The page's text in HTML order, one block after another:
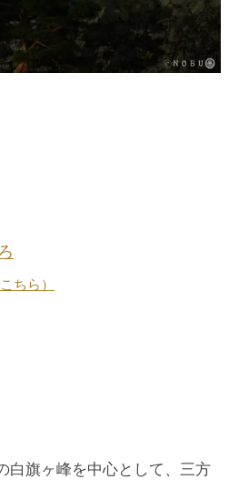
ちら）
白旗ヶ峰を中心として、三方